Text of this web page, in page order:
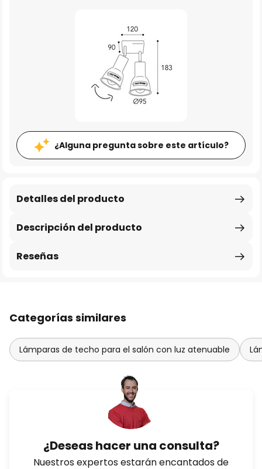
¿Alguna pregunta sobre este artículo?
Descripción del producto
Detalles del producto
Reseñas
Categorías similares
Lámparas de techo para el salón con luz atenuable
¿Deseas hacer una consulta?
Nuestros expertos estarán encantados de